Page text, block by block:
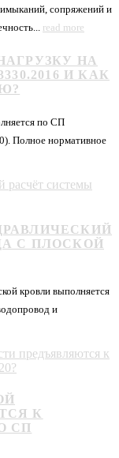
сопряжений и
read more
НА
И КАК
по СП
Полное нормативное
С ПЛОСКОЙ
кровли выполняется
и
К
СП